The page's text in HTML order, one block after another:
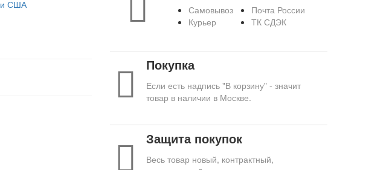
США
Самовывоз
Курьер
Почта России
ТК СДЭК
Покупка
Если есть надпись "В корзину" - значит
товар в наличии в Москве.
Защита покупок
Весь товар новый, контрактный,